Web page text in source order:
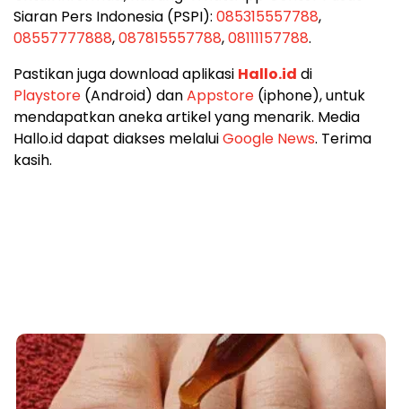
Untuk informasi, hubungi WhatsApp Center Pusat
08557777888,087815557788,08111157788.
Pastikan juga download aplikasiHallo.iddi
Playstore(Android) danAppstore(iphone), untuk
mendapatkan aneka artikel yang menarik. Media